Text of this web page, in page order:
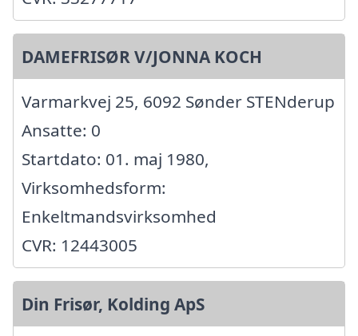
DAMEFRISØR V/JONNA KOCH
Varmarkvej 25, 6092 Sønder STENderup
Ansatte: 0
Startdato: 01. maj 1980,
Virksomhedsform:
Enkeltmandsvirksomhed
CVR: 12443005
Din Frisør, Kolding ApS